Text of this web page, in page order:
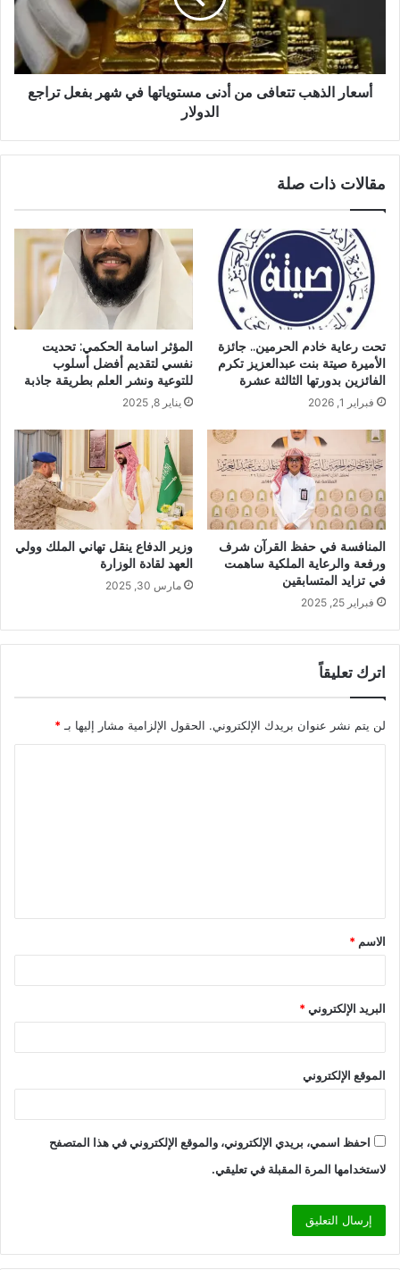
أسعار الذهب تتعافى من أدنى مستوياتها في شهر بفعل تراجع
الدولار
مقالات ذات صلة
تحت رعاية خادم الحرمين.. جائزة
الأميرة صيتة بنت عبدالعزيز تكرم
الفائزين بدورتها الثالثة عشرة
فبراير 1, 2026
المؤثر اسامة الحكمي: تحديت
نفسي لتقديم أفضل أسلوب
للتوعية ونشر العلم بطريقة جاذبة
يناير 8, 2025
المنافسة في حفظ القرآن شرف
ورفعة والرعاية الملكية ساهمت
في تزايد المتسابقين
فبراير 25, 2025
وزير الدفاع ينقل تهاني الملك وولي
العهد لقادة الوزارة
مارس 30, 2025
اترك تعليقاً
لن يتم نشر عنوان بريدك الإلكتروني. الحقول الإلزامية مشار إليها بـ*
ق
*
الاسم *
البريد الإلكتروني*
الموقع الإلكتروني
احفظ اسمي، بريدي الإلكتروني، والموقع الإلكتروني في هذا المتصفح
لاستخدامها المرة المقبلة في تعليقي.